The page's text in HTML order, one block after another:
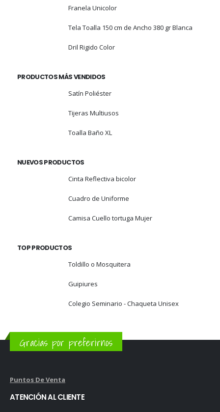
Franela Unicolor
Tela Toalla 150 cm de Ancho 380 gr Blanca
Dril Rigido Color
PRODUCTOS MÁS VENDIDOS
Satín Poliéster
Tijeras Multiusos
Toalla Baño XL
NUEVOS PRODUCTOS
Cinta Reflectiva bicolor
Cuadro de Uniforme
Camisa Cuello tortuga Mujer
TOP PRODUCTOS
Toldillo o Mosquitera
Guipiures
Colegio Seminario - Chaqueta Unisex
Gracias por preferirnos
Puntos De Venta
ATENCIÓN AL CLIENTE